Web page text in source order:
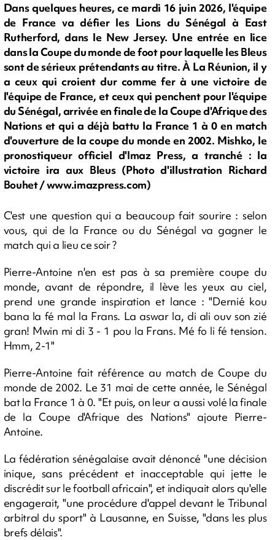
Dans quelques heures, ce mardi 16 juin 2026, l'équipe
de France va défier les Lions du Sénégal à East
Rutherford, dans le New Jersey. Une entrée en lice
dans la Coupe du monde de foot pour laquelle les Bleus
sont de sérieux prétendants au titre. À La Réunion, il y
a ceux qui croient dur comme fer à une victoire de
l'équipe de France, et ceux qui penchent pour l'équipe
du Sénégal, arrivée en finale de la Coupe d'Afrique des
Nations et qui a déjà battu la France 1 à 0 en match
d'ouverture de la coupe du monde en 2002. Mishko, le
pronostiqueur officiel d'Imaz Press, a tranché : la
victoire ira aux Bleus (Photo d'illustration Richard
Bouhet / www.imazpress.com)
C'est une question qui a beaucoup fait sourire : selon
vous, qui de la France ou du Sénégal va gagner le
match qui a lieu ce soir ?
Pierre-Antoine n'en est pas à sa première coupe du
monde, avant de répondre, il lève les yeux au ciel,
prend une grande inspiration et lance : "Dernié kou
bana la fé mal la Frans. La aswar la, di ali ouv son zié
gran! Mwin mi di 3 - 1 pou la Frans. Mé fo li fé tension.
Hmm, 2-1"
Pierre-Antoine fait référence au match de Coupe du
monde de 2002. Le 31 mai de cette année, le Sénégal
bat la France 1 à 0. "Et puis, on leur a aussi volé la finale
de la Coupe d'Afrique des Nations" ajoute Pierre-
Antoine.
La fédération sénégalaise avait dénoncé "une décision
inique, sans précédent et inacceptable qui jette le
discrédit sur le football africain", et indiquait alors qu'elle
engagerait, "une procédure d'appel devant le Tribunal
arbitral du sport" à Lausanne, en Suisse, "dans les plus
brefs délais".